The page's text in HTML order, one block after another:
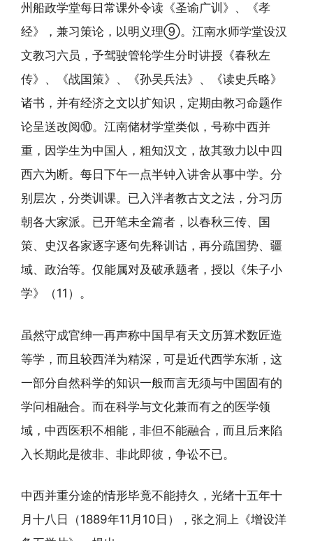
州船政学堂每日常课外令读《圣谕广训》、《孝
经》，兼习策论，以明义理⑨。江南水师学堂设汉
文教习六员，予驾驶管轮学生分时讲授《春秋左
传》、《战国策》、《孙吴兵法》、《读史兵略》
诸书，并有经济之文以扩知识，定期由教习命题作
论呈送改阅⑩。江南储材学堂类似，号称中西并
重，因学生为中国人，粗知汉文，故其致力以中四
西六为断。每日下午一点半钟入讲舍从事中学。分
别层次，分类训课。已入泮者教古文之法，分习历
朝各大家派。已开笔未全篇者，以春秋三传、国
策、史汉各家逐字逐句先释训诂，再分疏国势、疆
域、政治等。仅能属对及破承题者，授以《朱子小
学》（11）。
虽然守成官绅一再声称中国早有天文历算术数匠造
等学，而且较西洋为精深，可是近代西学东渐，这
一部分自然科学的知识一般而言无须与中国固有的
学问相融合。而在科学与文化兼而有之的医学领
域，中西医积不相能，非但不能融合，而且后来陷
入长期此是彼非、非此即彼，争讼不已。
中西并重分途的情形毕竟不能持久，光绪十五年十
月十八日（1889年11月10日），张之洞上《增设洋